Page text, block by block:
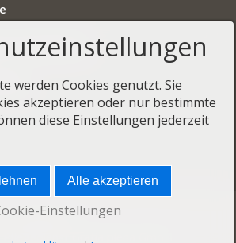
Schreinerhof
Impressum
werden Cookies genutzt. Sie
akzeptieren oder nur bestimmte
diese Einstellungen jederzeit
Alle akzeptieren
Einstellungen